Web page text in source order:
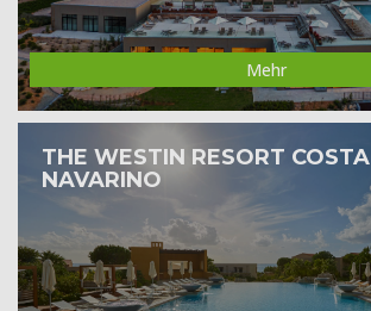
Mehr
THE WESTIN RESORT COSTA
NAVARINO